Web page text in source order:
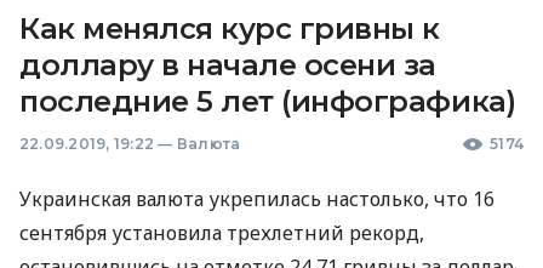
Как менялся курс гривны к
доллару в начале осени за
последние 5 лет (инфографика)
22.09.2019, 19:22 — Валюта 5174
Украинская валюта укрепилась настолько, что 16
сентября установила трехлетний рекорд,